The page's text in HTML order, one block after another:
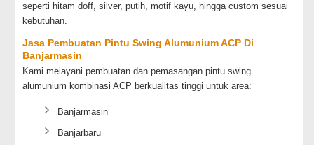
seperti hitam doff, silver, putih, motif kayu, hingga custom sesuai
kebutuhan.
Jasa Pembuatan Pintu Swing Alumunium ACP Di
Banjarmasin
Kami melayani pembuatan dan pemasangan pintu swing
alumunium kombinasi ACP berkualitas tinggi untuk area:
Banjarmasin
Banjarbaru